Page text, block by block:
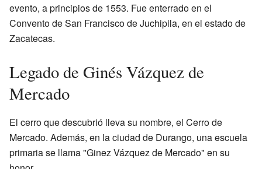
evento, a principios de 1553. Fue enterrado en el
Convento de San Francisco de Juchipila, en el estado de
Zacatecas.
Legado de Ginés Vázquez de
Mercado
El cerro que descubrió lleva su nombre, el Cerro de
Mercado. Además, en la ciudad de Durango, una escuela
primaria se llama "Ginez Vázquez de Mercado" en su